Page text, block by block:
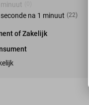
minuut
seconde na 1 minuut (22)
of Zakelijk